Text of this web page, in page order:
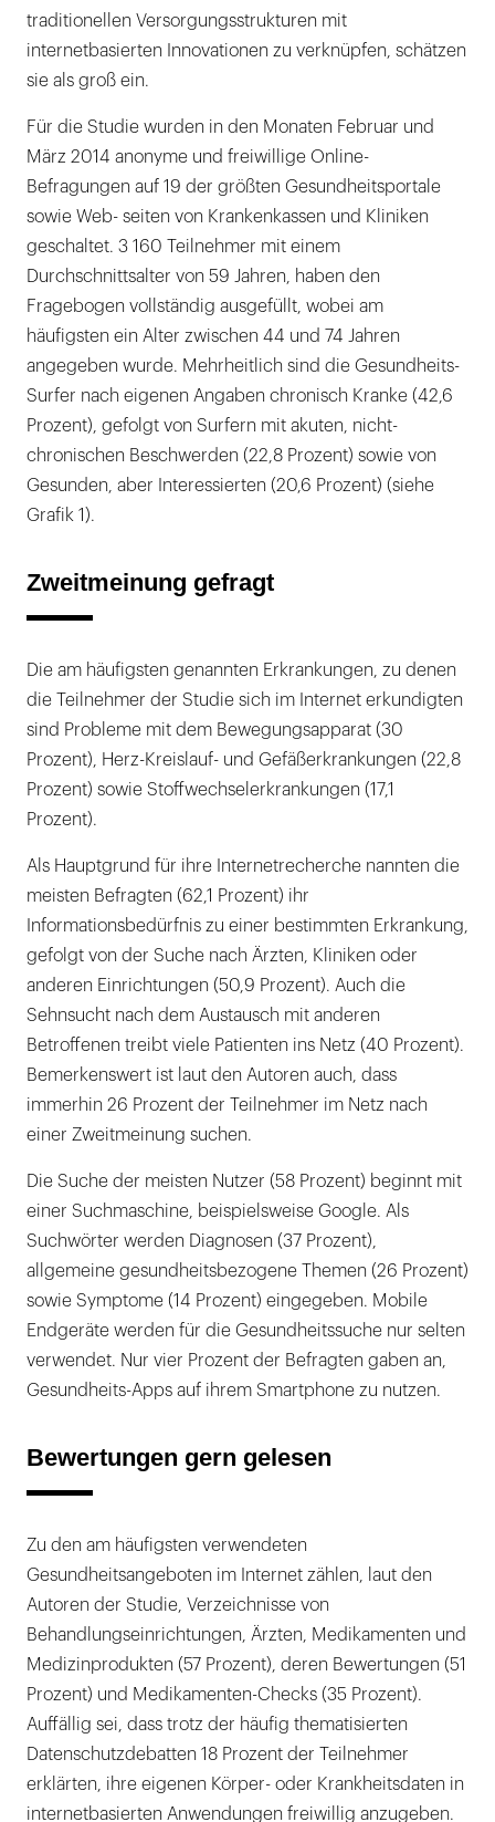
traditionellen Versorgungsstrukturen mit
internetbasierten Innovationen zu verknüpfen, schätzen
sie als groß ein.
Für die Studie wurden in den Monaten Februar und
März 2014 anonyme und freiwillige Online-
Befragungen auf 19 der größten Gesundheitsportale
sowie Web- seiten von Krankenkassen und Kliniken
geschaltet. 3 160 Teilnehmer mit einem
Durchschnittsalter von 59 Jahren, haben den
Fragebogen vollständig ausgefüllt, wobei am
häufigsten ein Alter zwischen 44 und 74 Jahren
angegeben wurde. Mehrheitlich sind die Gesundheits-
Surfer nach eigenen Angaben chronisch Kranke (42,6
Prozent), gefolgt von Surfern mit akuten, nicht-
chronischen Beschwerden (22,8 Prozent) sowie von
Gesunden, aber Interessierten (20,6 Prozent) (siehe
Grafik 1).
Zweitmeinung gefragt
Die am häufigsten genannten Erkrankungen, zu denen
die Teilnehmer der Studie sich im Internet erkundigten
sind Probleme mit dem Bewegungsapparat (30
Prozent), Herz-Kreislauf- und Gefäßerkrankungen (22,8
Prozent) sowie Stoffwechselerkrankungen (17,1
Prozent).
Als Hauptgrund für ihre Internetrecherche nannten die
meisten Befragten (62,1 Prozent) ihr
Informationsbedürfnis zu einer bestimmten Erkrankung,
gefolgt von der Suche nach Ärzten, Kliniken oder
anderen Einrichtungen (50,9 Prozent). Auch die
Sehnsucht nach dem Austausch mit anderen
Betroffenen treibt viele Patienten ins Netz (40 Prozent).
Bemerkenswert ist laut den Autoren auch, dass
immerhin 26 Prozent der Teilnehmer im Netz nach
einer Zweitmeinung suchen.
Die Suche der meisten Nutzer (58 Prozent) beginnt mit
einer Suchmaschine, beispielsweise Google. Als
Suchwörter werden Diagnosen (37 Prozent),
allgemeine gesundheitsbezogene Themen (26 Prozent)
sowie Symptome (14 Prozent) eingegeben. Mobile
Endgeräte werden für die Gesundheitssuche nur selten
verwendet. Nur vier Prozent der Befragten gaben an,
Gesundheits-Apps auf ihrem Smartphone zu nutzen.
Bewertungen gern gelesen
Zu den am häufigsten verwendeten
Gesundheitsangeboten im Internet zählen, laut den
Autoren der Studie, Verzeichnisse von
Behandlungseinrichtungen, Ärzten, Medikamenten und
Medizinprodukten (57 Prozent), deren Bewertungen (51
Prozent) und Medikamenten-Checks (35 Prozent).
Auffällig sei, dass trotz der häufig thematisierten
Datenschutzdebatten 18 Prozent der Teilnehmer
erklärten, ihre eigenen Körper- oder Krankheitsdaten in
internetbasierten Anwendungen freiwillig anzugeben.